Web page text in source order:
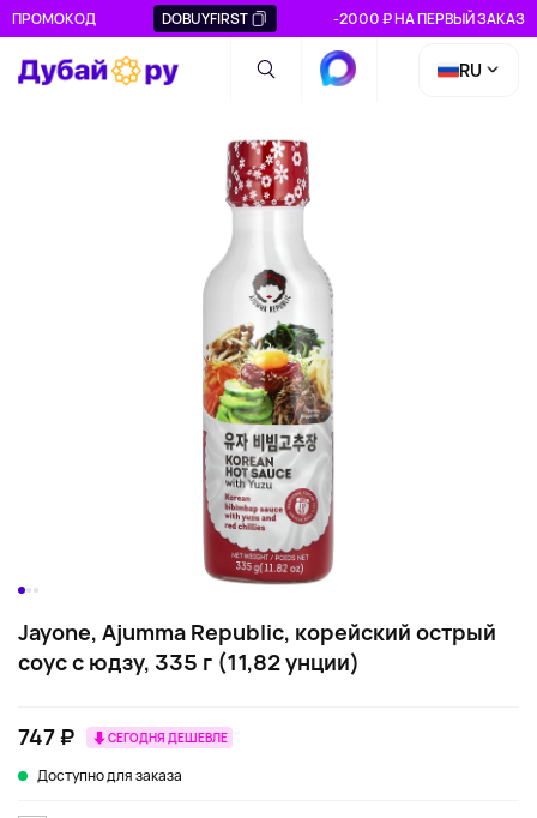
ПРОМОКОД DOBUYFIRST -2000 ₽ НА ПЕРВЫЙ ЗАКАЗ
RU
Jayone, Ajumma Republic, корейский острый
соус с юдзу, 335 г (11,82 унции)
747 ₽ СЕГОДНЯ ДЕШЕВЛЕ
Доступно для заказа